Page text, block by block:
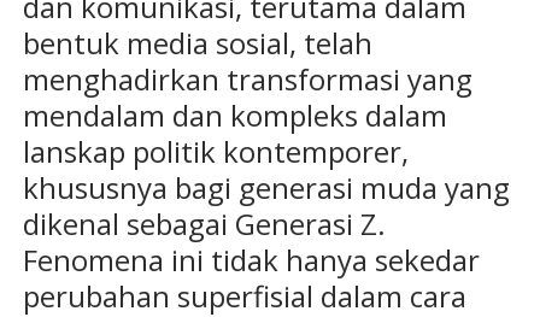
bentuk media sosial, telah
menghadirkan transformasi yang
mendalam dan kompleks dalam
lanskap politik kontemporer,
khususnya bagi generasi muda yang
dikenal sebagai Generasi Z.
Fenomena ini tidak hanya sekedar
perubahan superfisial dalam cara